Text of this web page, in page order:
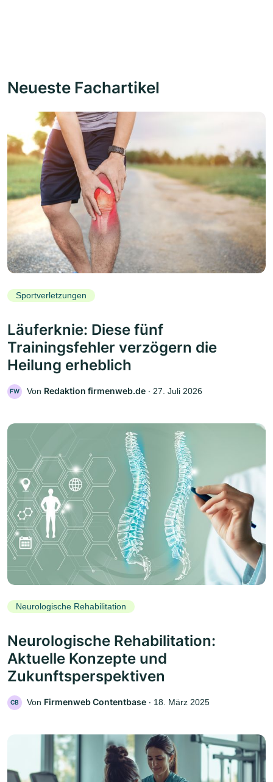
Neueste Fachartikel
Sportverletzungen
Läuferknie: Diese fünf
Trainingsfehler verzögern die
Heilung erheblich
FW Von Redaktion firmenweb.de ‧ 27. Juli 2026
Neurologische Rehabilitation
Neurologische Rehabilitation:
Aktuelle Konzepte und
Zukunftsperspektiven
CB Von Firmenweb Contentbase ‧ 18. März 2025